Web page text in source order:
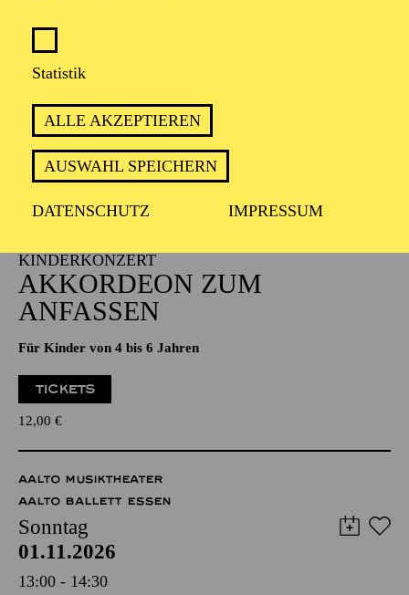
Statistik
ALLE AKZEPTIEREN
AUSWAHL SPEICHERN
DATENSCHUTZ IMPRESSUM
Infos und Anmeldung unter T +49 201 81 22-826 oder
PHILHARMONIE ESSEN
Sonntag
01.11.2026
NATIONAL-BANK Pavillon
PHILHARMONIE ENTDECKEN ·
KINDERKONZERT
AKKORDEON ZUM
Für Kinder von 4 bis 6 Jahren
12,00€
AALTO MUSIKTHEATER
AALTO BALLETT ESSEN
Sonntag